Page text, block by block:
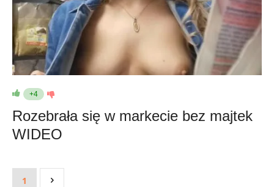
+4
Rozebrała się w markecie bez majtek
WIDEO
1